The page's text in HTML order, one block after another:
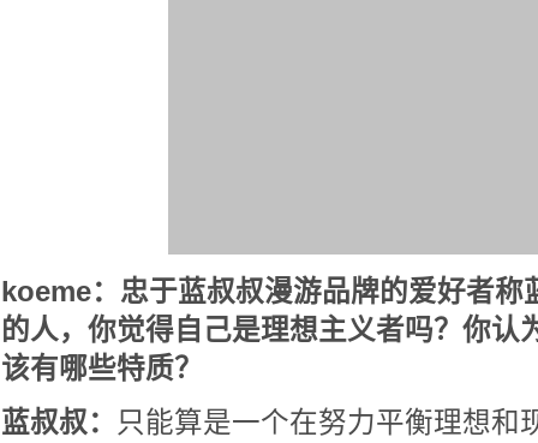
koeme：忠于蓝叔叔漫游品牌的爱好者称
的人，你觉得自己是理想主义者吗？你认
该有哪些特质？
蓝叔叔：
只能算是一个在努力平衡理想和